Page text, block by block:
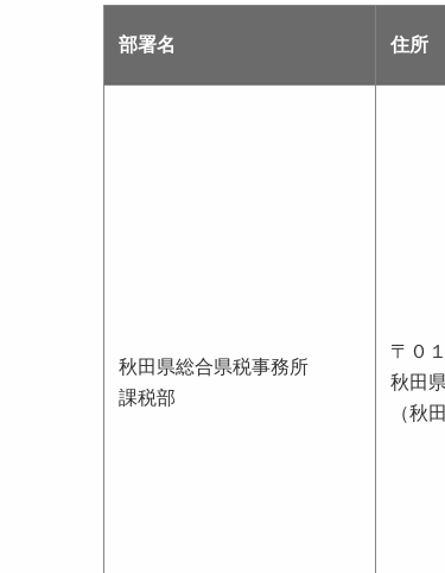
部署名 住所
秋田県総合県税事務所
課税部
〒０
秋田
（秋